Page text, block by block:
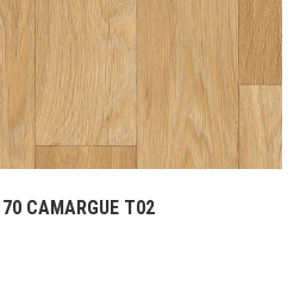
CAMARGUE T02